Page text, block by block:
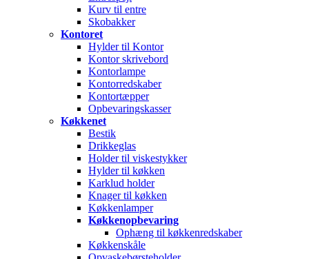
Kurv til entre
Skobakker
Kontoret
Hylder til Kontor
Kontor skrivebord
Kontorlampe
Kontorredskaber
Kontortæpper
Opbevaringskasser
Køkkenet
Bestik
Drikkeglas
Holder til viskestykker
Hylder til køkken
Karklud holder
Knager til køkken
Køkkenlamper
Køkkenopbevaring
Ophæng til køkkenredskaber
Køkkenskåle